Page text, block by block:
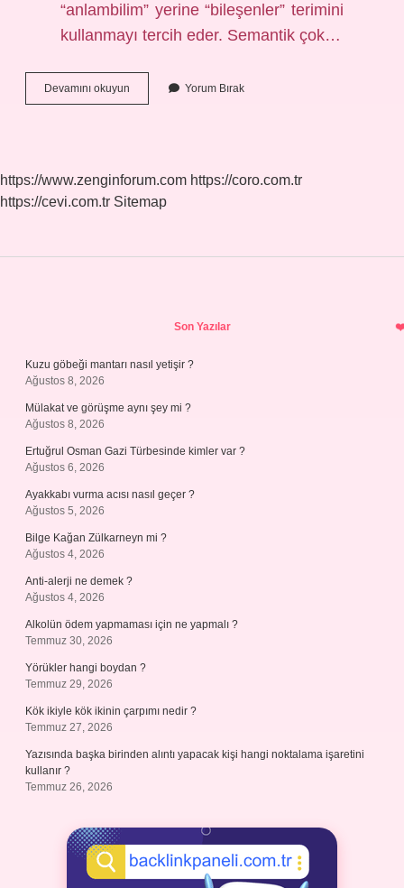
“anlambilim” yerine “bileşenler” terimini
kullanmayı tercih eder. Semantik çok…
Devamını okuyun Anlamsal
Semantik
Yorum Bırak
https://www.zenginforum.com https://coro.com.tr
https://cevi.com.tr Sitemap
Son Yazılar
Kuzu göbeği mantarı nasıl yetişir ?
Ağustos 8, 2026
Mülakat ve görüşme aynı şey mi ?
Ağustos 8, 2026
Ertuğrul Osman Gazi Türbesinde kimler var ?
Ağustos 6, 2026
Ayakkabı vurma acısı nasıl geçer ?
Ağustos 5, 2026
Bilge Kağan Zülkarneyn mi ?
Ağustos 4, 2026
Anti-alerji ne demek ?
Ağustos 4, 2026
Alkolün ödem yapmaması için ne yapmalı ?
Temmuz 30, 2026
Yörükler hangi boydan ?
Temmuz 29, 2026
Kök ikiyle kök ikinin çarpımı nedir ?
Temmuz 27, 2026
Yazısında başka birinden alıntı yapacak kişi hangi noktalama işaretini
kullanır ?
Temmuz 26, 2026